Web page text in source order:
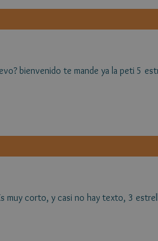
bienvenido te mande ya la peti 5
muy corto, y casi no hay texto, 3